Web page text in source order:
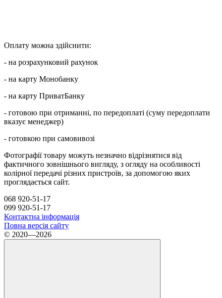
Оплату можна здійснити:
- на розрахунковий рахунок
- на карту Монобанку
- на карту ПриватБанку
- готовою при отриманні, по передоплаті (суму передоплати
вказує менеджер)
- готовкою при самовивозі
Фотографії товару можуть незначно відрізнятися від
фактичного зовнішнього вигляду, з огляду на особливості
колірної передачі різних пристроїв, за допомогою яких
проглядається сайт.
068 920-51-17
099 920-51-17
Контактна інформація
Повна версія сайту
© 2020—2026